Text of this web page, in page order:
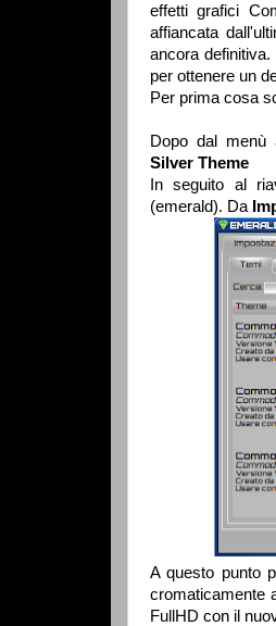
effetti grafici
affiancata
ancora
per ottenere un
Per prima cosa
Dopo dal menù
Silver Theme
In seguito al
(emerald). Da
A questo punto
cromaticamente
FullHD con il